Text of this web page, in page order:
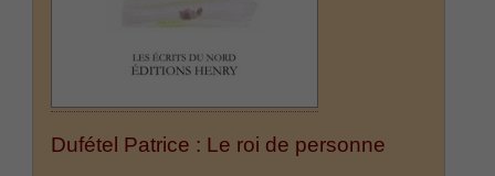
Dufétel Patrice : Le roi de personne